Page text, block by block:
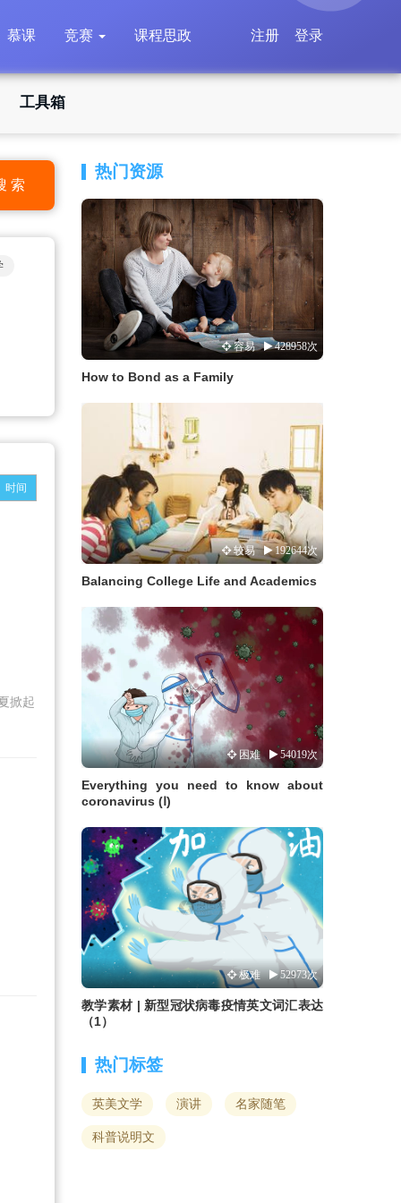
慕课 竞赛 课程思政 登录
注册
工具箱
索
时间
掀起
热门资源
容易 428958次
How to Bond as a Family
较易 192644次
Balancing College Life and Academics
困难 54019次
Everything you need to know about
coronavirus (Ⅰ)
极难 52973次
教学素材 | 新型冠状病毒疫情英文词汇表达
（1）
热门标签
英美文学 演讲 名家随笔
科普说明文